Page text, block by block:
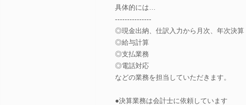
具体的には…
---------------
◎現金出納、仕訳入力から月次、年次決算
◎給与計算
◎支払業務
◎電話対応
などの業務を担当していただきます。
●決算業務は会計士に依頼しています